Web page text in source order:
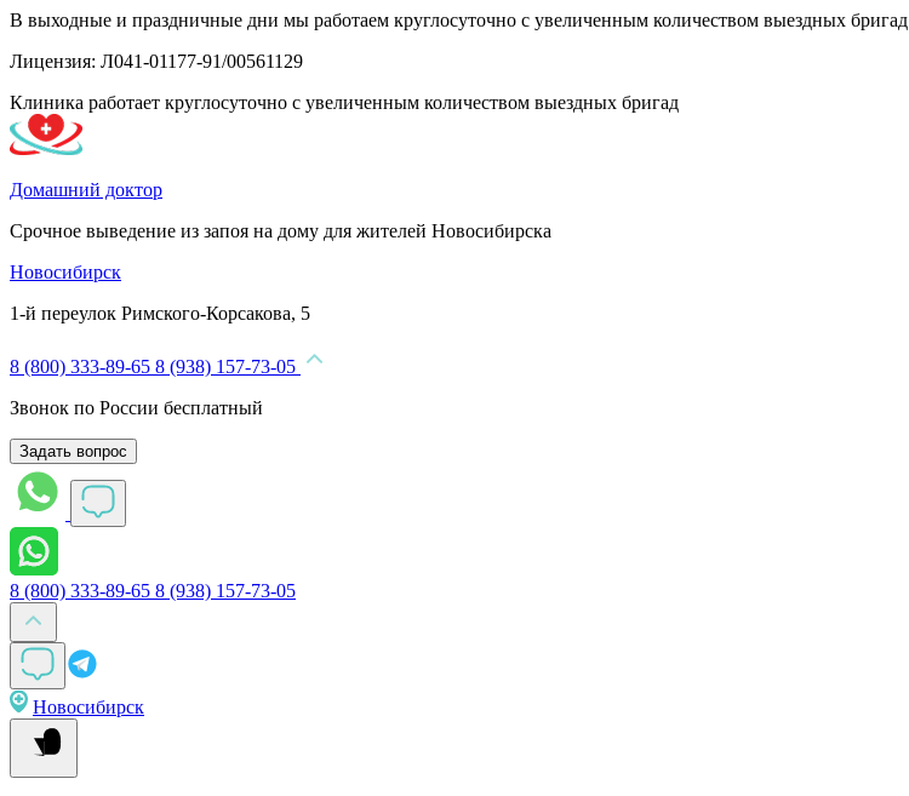
В выходные и праздничные дни мы работаем круглосуточно с увеличенным количеством выездных бригад
Лицензия: Л041-01177-91/00561129
Клиника работает круглосуточно с увеличенным количеством выездных бригад
Домашний доктор
Срочное выведение из запоя на дому для жителей Новосибирска
Новосибирск
1-й переулок Римского-Корсакова, 5
8 (800) 333-89-65 8 (938) 157-73-05
Звонок по России бесплатный
Задать вопрос
8 (800) 333-89-65 8 (938) 157-73-05
Новосибирск